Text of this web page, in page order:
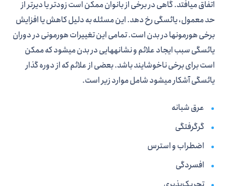
اتفاق می­افتد. گاهی در برخی از بانوان ممکن است زودتر یا دیرتر از
حد معمول، یائسگی رخ دهد. این مسئله به دلیل کاهش یا افزایش
برخی هورمون­ها در بدن است. تمامی این تغییرات هورمونی در دوران
یائسگی سبب ایجاد علائم و نشانه­هایی در بدن می­شود که ممکن
است برای برخی ناخوشایند باشد. بعضی از علائم که از دوره گذار
یائسگی آشکار می­شود شامل موارد زیر است.
عرق شبانه
گرگرفتگی
اضطراب و استرس
افسردگی